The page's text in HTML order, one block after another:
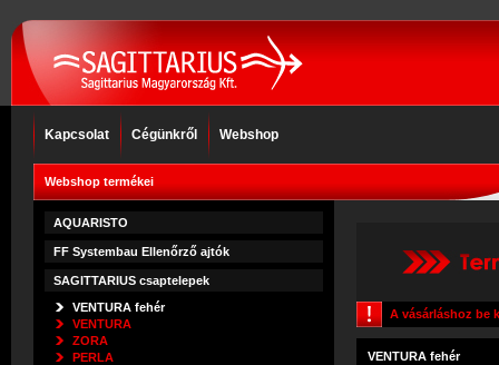
Kapcsolat Cégünkről Webshop
Webshop termékei
AQUARISTO
FF Systembau Ellenőrző ajtók
SAGITTARIUS csaptelepek
VENTURA fehér
VENTURA
ZORA
PERLA
A vásárláshoz be
VENTURA fehér